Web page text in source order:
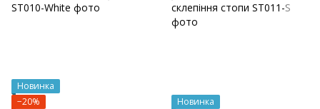
Новинка
−20%
Новинка